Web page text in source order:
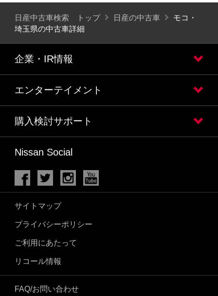
日産中古車検索 トップ 日産の中古車
モコ・
埼玉県の中古車詳細
企業・IR情報
エンターテイメント
購入検討サポート
Nissan Social
サイトマップ
プライバシーポリシー
ご利用にあたって
リコール情報
FAQ/お問い合わせ